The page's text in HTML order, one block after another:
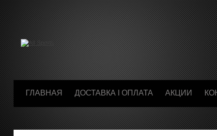
ГЛАВНАЯ ДОСТАВКА І ОПЛАТА АКЦИИ